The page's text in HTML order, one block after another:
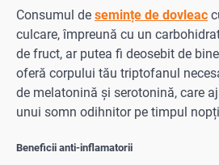
Consumul de semințe de dovleac
culcare, împreună cu un
de fruct, ar putea fi deosebit de
oferă corpului tău triptofanul
de melatonină și serotonină, care
unui somn odihnitor pe timpul
Beneficii anti-inflamatorii